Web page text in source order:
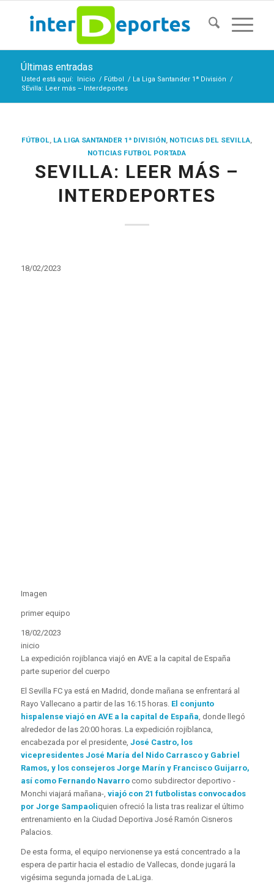
Últimas entradas
Usted está aquí: Inicio / Fútbol / La Liga Santander 1ª División /
SEvilla: Leer más – Interdeportes
FÚTBOL, LA LIGA SANTANDER 1ª DIVISIÓN, NOTICIAS DEL SEVILLA,
NOTICIAS FUTBOL PORTADA
SEVILLA: LEER MÁS –
INTERDEPORTES
18/02/2023
Imagen
primer equipo
18/02/2023
inicio
La expedición rojiblanca viajó en AVE a la capital de España
parte superior del cuerpo
El Sevilla FC ya está en Madrid, donde mañana se enfrentará al
Rayo Vallecano a partir de las 16:15 horas. El conjunto
hispalense viajó en AVE a la capital de España, donde llegó
alrededor de las 20:00 horas. La expedición rojiblanca,
encabezada por el presidente, José Castro, los
vicepresidentes José María del Nido Carrasco y Gabriel
Ramos, y los consejeros Jorge Marín y Francisco Guijarro,
así como Fernando Navarro como subdirector deportivo -
Monchi viajará mañana-, viajó con 21 futbolistas convocados
por Jorge Sampaoliquien ofreció la lista tras realizar el último
entrenamiento en la Ciudad Deportiva José Ramón Cisneros
Palacios.
De esta forma, el equipo nervionense ya está concentrado a la
espera de partir hacia el estadio de Vallecas, donde jugará la
vigésima segunda jornada de LaLiga.